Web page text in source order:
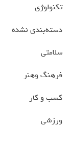
تکنولوژی
دسته‌بندی نشده
سلامتی
فرهنگ وهنر
کسب و کار
ورزشی